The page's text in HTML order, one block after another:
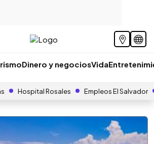
Dinero y negociosVida
Hospital Rosales Empleos El Salvador